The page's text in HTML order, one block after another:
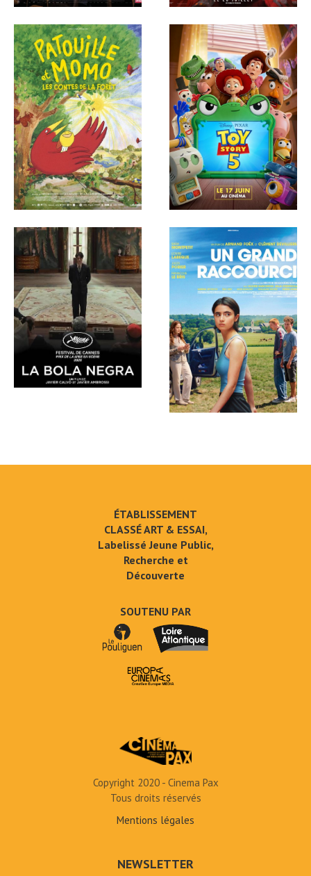
ÉTABLISSEMENT
CLASSÉ ART & ESSAI,
Labelissé Jeune Public,
Recherche et
Découverte
SOUTENU PAR
Copyright 2020 - Cinema Pax
Tous droits réservés
Mentions légales
NEWSLETTER